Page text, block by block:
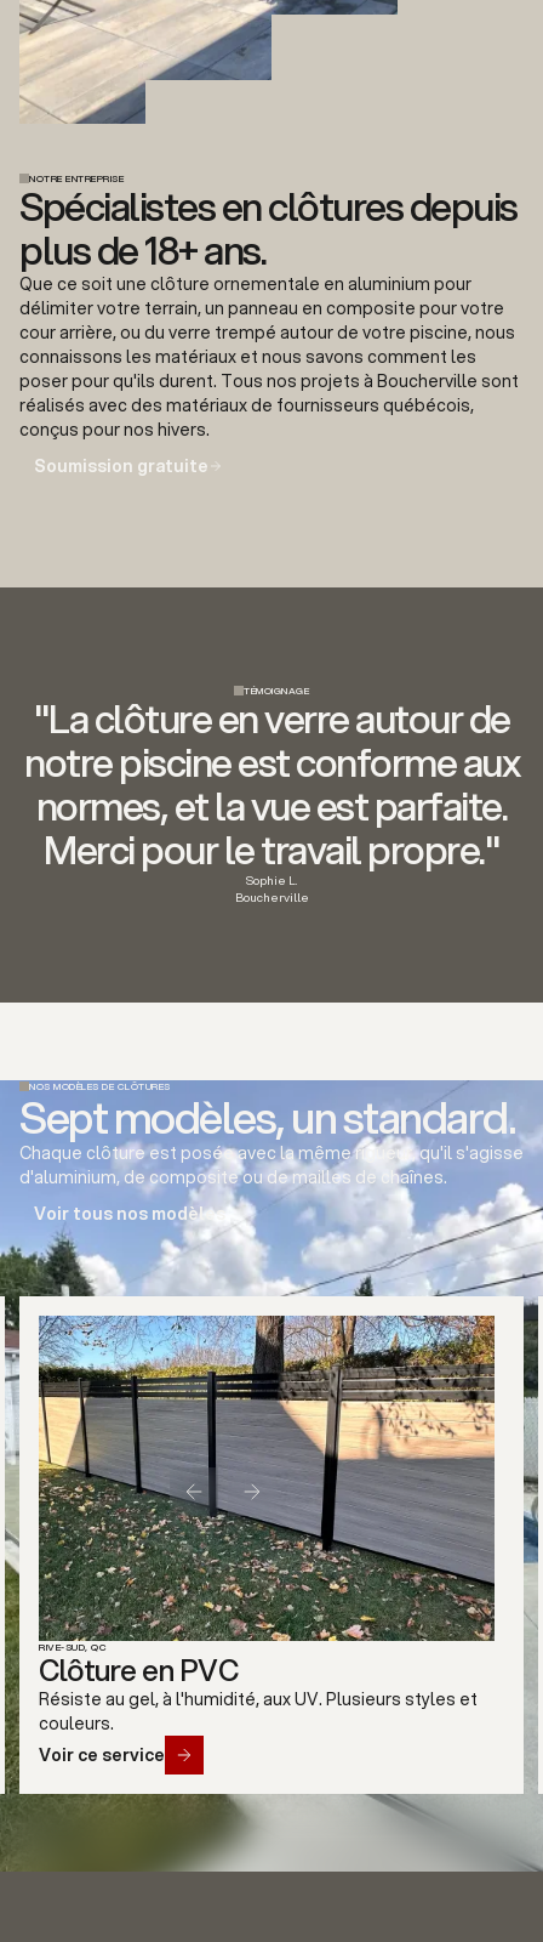
NOTRE ENTREPRISE
Spécialistes en clôtures depuis
plus de 18+ ans.
Que ce soit une clôture ornementale en aluminium pour
délimiter votre terrain, un panneau en composite pour votre
cour arrière, ou du verre trempé autour de votre piscine, nous
connaissons les matériaux et nous savons comment les
poser pour qu'ils durent. Tous nos projets à Boucherville sont
réalisés avec des matériaux de fournisseurs québécois,
conçus pour nos hivers.
Soumission gratuite
TÉMOIGNAGE
"La clôture en verre autour de
notre piscine est conforme aux
normes, et la vue est parfaite.
Merci pour le travail propre."
Sophie L.
Boucherville
NOS MODÈLES DE CLÔTURES
Sept modèles, un standard.
Chaque clôture est posée avec la même rigueur, qu'il s'agisse
d'aluminium, de composite ou de mailles de chaînes.
Voir tous nos modèles
RÉSIDENTIEL
RIVE-SUD, QC
Clôture en verre
Panneaux de verre trempé. Vue dégagée, conforme aux
normes de piscine du Québec.
Voir ce service
Slide 4 of 7.